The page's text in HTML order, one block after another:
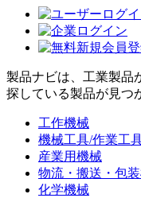
製品ナビは、工業製品
探している製品が見つ
工作機械
機械工具/作業工
産業用機械
物流・搬送・包
化学機械